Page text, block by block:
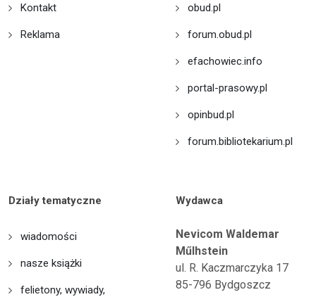
Kontakt
Reklama
obud.pl
forum.obud.pl
efachowiec.info
portal-prasowy.pl
opinbud.pl
forum.bibliotekarium.pl
Działy tematyczne
wiadomości
nasze książki
felietony, wywiady,
Wydawca
Nevicom Waldemar
Műlhstein
ul. R. Kaczmarczyka 17
85-796 Bydgoszcz